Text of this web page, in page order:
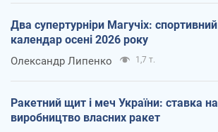
Два супертурніри Магучіх: спортивний
календар осені 2026 року
Олександр Липенко 1,7 т.
Ракетний щит і меч України: ставка на
виробництво власних ракет